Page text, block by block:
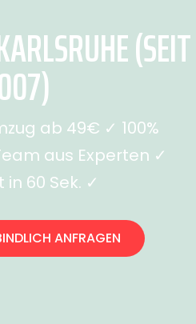
(SEIT
ab 49€ ✓ 100%
aus Experten ✓
60 Sek. ✓
ANFRAGEN